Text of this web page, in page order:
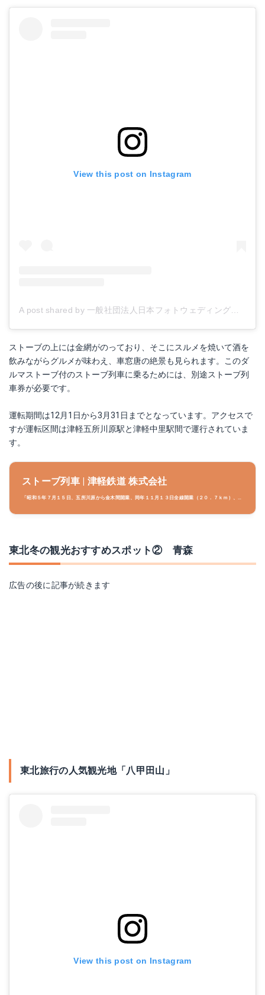
View this post on Instagram
A post shared by 一般社団法人日本フォトウェディング協会 (@japanphotoweddingassociation)
ストーブの上には金網がのっており、そこにスルメを焼いて酒を
飲みながらグルメが味わえ、車窓唐の絶景も見られます。このダ
ルマストーブ付のストーブ列車に乗るためには、別途ストーブ列
車券が必要です。
運転期間は12月1日から3月31日までとなっています。アクセスで
すが運転区間は津軽五所川原駅と津軽中里駅間で運行されていま
す。
ストーブ列車 | 津軽鉄道 株式会社
「昭和５年７月１５日、五所川原から金木間開業、同年１１月１３日全線開業（２０．７ｋｍ）、こ
東北冬の観光おすすめスポット② 青森
広告の後に記事が続きます
東北旅行の人気観光地「八甲田山」
View this post on Instagram